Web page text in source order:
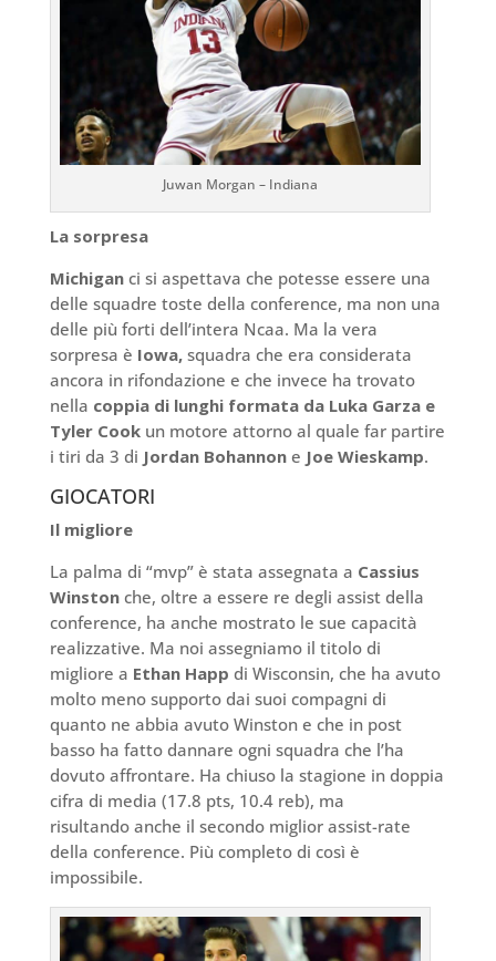
Juwan Morgan – Indiana
La sorpresa
Michiganci si aspettava che potesse essere una
delle squadre toste della conference, ma non una
delle più forti dell’intera Ncaa. Ma la vera
sorpresa è Iowa,squadra che era considerata
ancora in rifondazione e che invece ha trovato
nella coppia di lunghi formata da Luka Garza e
Tyler Cookun motore attorno al quale far partire
i tiri da 3 di Jordan Bohannone Joe Wieskamp.
GIOCATORI
Il migliore
La palma di “mvp” è stata assegnata a Cassius
Winstonche, oltre a essere re degli assist della
conference, ha anche mostrato le sue capacità
realizzative. Ma noi assegniamo il titolo di
migliore a Ethan Happ di Wisconsin, che ha avuto
molto meno supporto dai suoi compagni di
quanto ne abbia avuto Winston e che in post
basso ha fatto dannare ogni squadra che l’ha
dovuto affrontare. Ha chiuso la stagione in doppia
cifra di media (17.8 pts, 10.4 reb), ma
risultando anche il secondo miglior assist-rate
della conference. Più completo di così è
impossibile.